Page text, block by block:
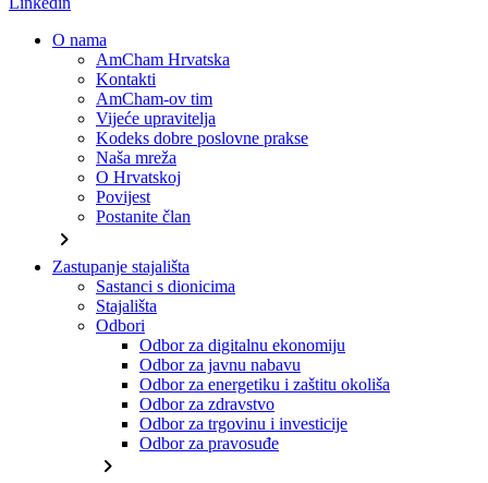
O nama
AmCham Hrvatska
Kontakti
AmCham-ov tim
Vijeće upravitelja
Kodeks dobre poslovne prakse
Naša mreža
O Hrvatskoj
Povijest
Postanite član
chevron_right
Zastupanje stajališta
Sastanci s dionicima
Stajališta
Odbori
Odbor za digitalnu ekonomiju
Odbor za javnu nabavu
Odbor za energetiku i zaštitu okoliša
Odbor za zdravstvo
Odbor za trgovinu i investicije
Odbor za pravosuđe
chevron_right